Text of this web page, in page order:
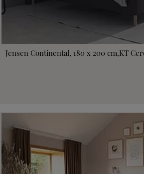
Jensen Continental, 180 x 200 cm,KT